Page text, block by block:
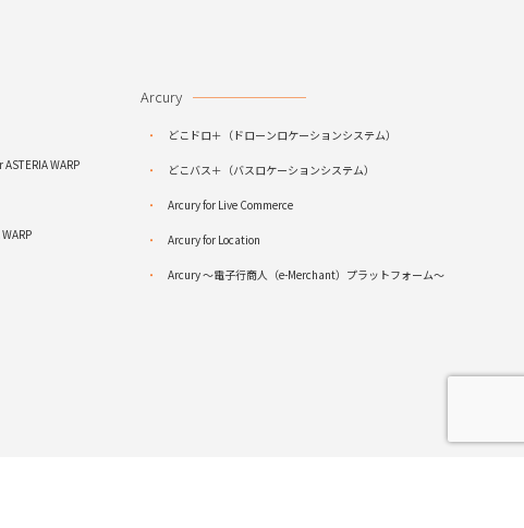
WARP
Arcury
どこドロ＋（ドローンロケーションシステム）
どこバス＋（バスロケーションシステム）
Arcury for Live Commerce
Arcury for Location
Arcury ～電子行商人（e-Merchant）プラットフォーム～